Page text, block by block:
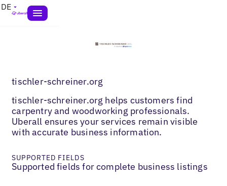
DE
tischler-schreiner.org
tischler-schreiner.org helps customers find
carpentry and woodworking professionals.
Uberall ensures your services remain visible
with accurate business information.
SUPPORTED FIELDS
Supported fields for complete business listings